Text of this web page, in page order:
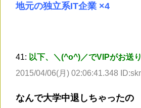
地元の独立系IT企業 ×4
41: 以下、＼(^o^)／でVIPがお送
2015/04/06(月) 02:06:41.348
なんで大学中退しちゃったの